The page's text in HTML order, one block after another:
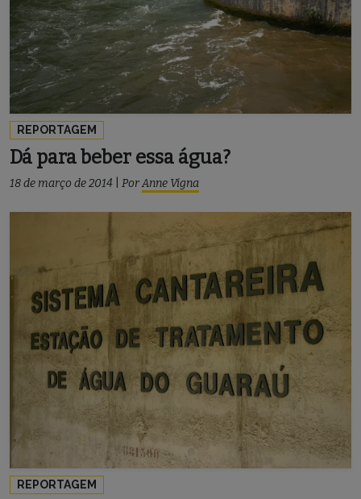
REPORTAGEM
Dá para beber essa água?
18 de março de 2014 PorAnne Vigna
REPORTAGEM